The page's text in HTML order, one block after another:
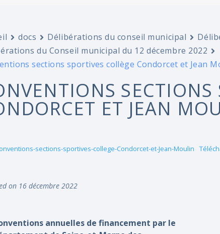
docs Délibérations du conseil municipal
du Conseil municipal du 12 décembre 2022
sections sportives collège Condorcet et Jean
SECTIONS
ET JEAN
sections-sportives-college-Condorcet-et-Jean-Moulin
on 16 décembre 2022
annuelles de financement par le